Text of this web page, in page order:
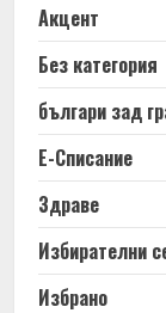
Акцент
Без категория
българи зад
Е-Списание
Здраве
Избирателни
Избрано